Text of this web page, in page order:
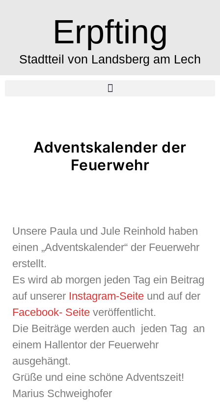
Erpfting
Stadtteil von Landsberg am Lech
Adventskalender der
Feuerwehr
Unsere Paula und Jule Reinhold haben
einen „Adventskalender“ der Feuerwehr
erstellt.
Es wird ab morgen jeden Tag ein Beitrag
auf unserer Instagram-Seite und auf der
Facebook- Seite veröffentlicht.
Die Beiträge werden auch jeden Tag an
einem Hallentor der Feuerwehr
ausgehängt.
Grüße und eine schöne Adventszeit!
Marius Schweighofer